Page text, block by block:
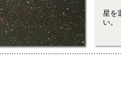
星を
い。